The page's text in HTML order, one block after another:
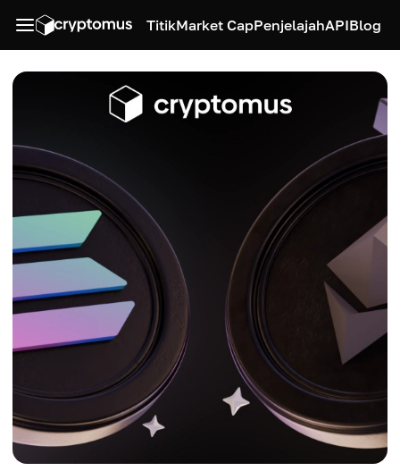
TitikMarket CapPenjelajahAPIBlog